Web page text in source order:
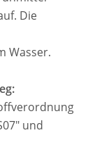
Die
Wasser.
und